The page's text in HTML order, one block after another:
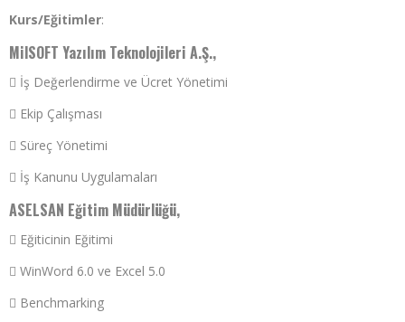
Kurs/Eğitimler:
MilSOFT Yazılım Teknolojileri A.Ş.,
 İş Değerlendirme ve Ücret Yönetimi
 Ekip Çalışması
 Süreç Yönetimi
 İş Kanunu Uygulamaları
ASELSAN Eğitim Müdürlüğü,
 Eğiticinin Eğitimi
 WinWord 6.0 ve Excel 5.0
 Benchmarking